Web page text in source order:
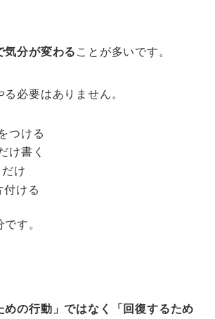
気分が変わる ことが多いです。
必要はありません。
つける
け書く
け
付ける
す。
めの行動」ではなく「回復するため